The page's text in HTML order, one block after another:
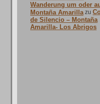
Wanderung um oder
Montaña Amarilla zu
de Silencio – Montaña
Amarilla- Los Abrigos